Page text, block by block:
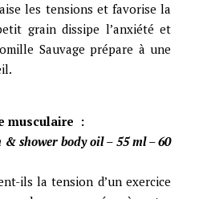
les tensions et favorise la
grain dissipe l’anxiété et
Sauvage prépare à une
musculaire :
& shower body oil – 55 ml – 60
ils la tension d’un exercice